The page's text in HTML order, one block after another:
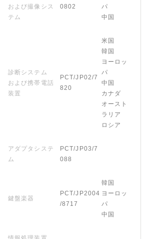
および撮像シス
テム
0802
パ
中国
診断システム
および携帯電話
装置
PCT/JP02/7
820
米国
韓国
ヨーロッ
パ
中国
カナダ
オースト
ラリア
ロシア
アダプタシステ
ム
PCT/JP03/7
088
鍵盤楽器
PCT/JP2004
/8717
韓国
ヨーロッ
パ
中国